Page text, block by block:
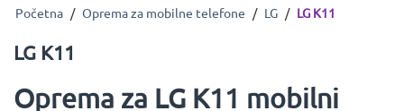
Početna / Oprema za mobilne telefone / LG / LG K11
LG K11
Oprema za LG K11 mobilni